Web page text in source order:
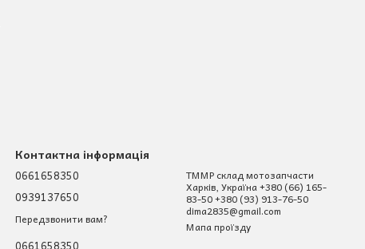
Контактна інформація
0661658350
0939137650
Передзвонити вам?
ТММР склад мотозапчасти
Харків, Україна +380 (66) 165-
83-50 +380 (93) 913-76-50
dima2835@gmail.com
Мапа проїзду